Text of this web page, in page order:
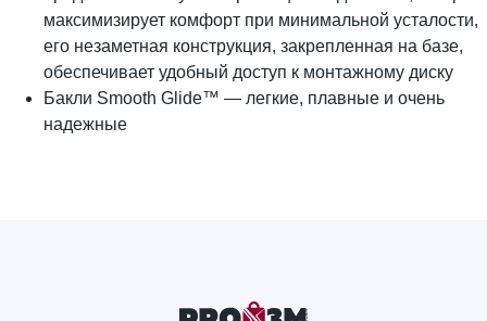
максимизирует комфорт при минимальной усталости,
его незаметная конструкция, закрепленная на базе,
обеспечивает удобный доступ к монтажному диску
Бакли Smooth Glide™ — легкие, плавные и очень
надежные